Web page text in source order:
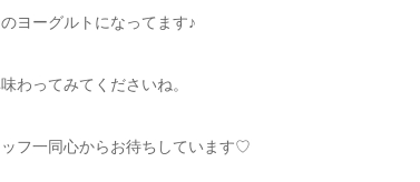
ヨーグルトになってます♪
わってみてくださいね。
フ一同心からお待ちしています♡